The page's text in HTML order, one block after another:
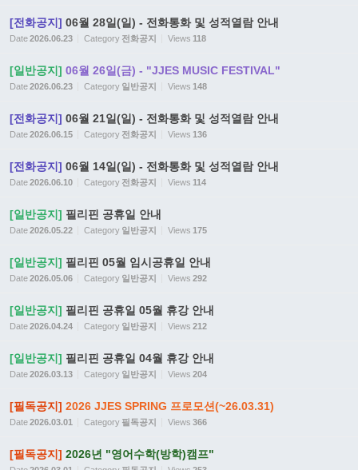
[전화공지] 06월 28일(일) - 전화통화 및 성적열람 안내
Date2026.06.23 Category 전화공지 Views 118
[일반공지] 06월 26일(금) - "JJES MUSIC FESTIVAL"
Date2026.06.23 Category 일반공지 Views 148
[전화공지] 06월 21일(일) - 전화통화 및 성적열람 안내
Date2026.06.15 Category 전화공지 Views 136
[전화공지] 06월 14일(일) - 전화통화 및 성적열람 안내
Date2026.06.10 Category 전화공지 Views 114
[일반공지] 필리핀 공휴일 안내
Date2026.05.22 Category 일반공지 Views 175
[일반공지] 필리핀 05월 임시공휴일 안내
Date2026.05.06 Category 일반공지 Views 292
[일반공지] 필리핀 공휴일 05월 휴강 안내
Date2026.04.24 Category 일반공지 Views 212
[일반공지] 필리핀 공휴일 04월 휴강 안내
Date2026.03.13 Category 일반공지 Views 204
[필독공지] 2026 JJES SPRING 프로모션(~26.03.31)
Date2026.03.01 Category 필독공지 Views 366
[필독공지] 2026년 "영어수학(방학)캠프"